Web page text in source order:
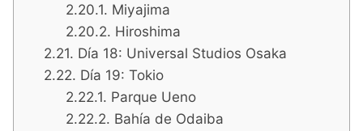
Miyajima
Hiroshima
Día 18: Universal Studios Osaka
Día 19: Tokio
Parque Ueno
Bahía de Odaiba